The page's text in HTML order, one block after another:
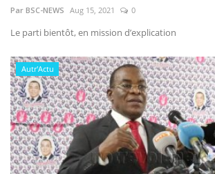
Par BSC-NEWS Aug 15, 2021 0
Le parti bientôt, en mission d’explication
Autr'Actu